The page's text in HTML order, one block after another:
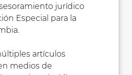
jurídico
Especial para la
artículos
medios de